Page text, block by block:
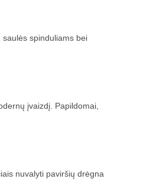
spinduliams bei
įvaizdį. Papildomai,
nuvalyti paviršių drėgna